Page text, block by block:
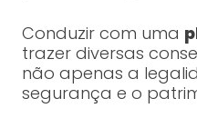
Conduzir com uma
trazer diversas
não apenas a
segurança e o